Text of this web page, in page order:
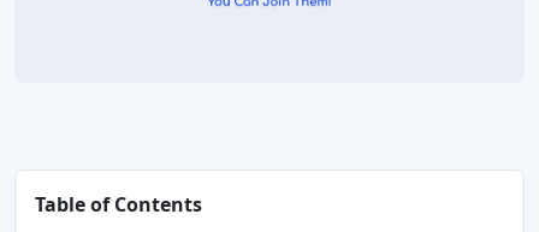
Table of Contents